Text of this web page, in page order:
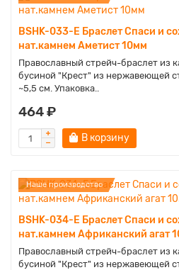
BSHK-033-E Браслет Спаси и
нат.камнем Аметист 10мм
Православный стрейч-браслет из
бусиной "Крест" из нержавеющей
~5,5 см. Упаковка..
464 ₽
В корзину
Наше производство
BSHK-034-E Браслет Спаси и
нат.камнем Африканский агат
Православный стрейч-браслет из
бусиной "Крест" из нержавеющей